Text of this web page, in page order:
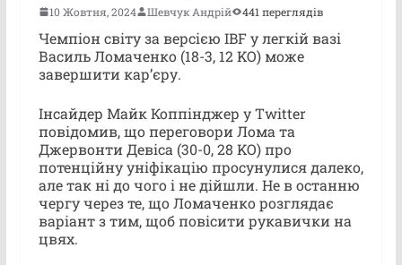
10 Жовтня, 2024 Шевчук Андрій 441 переглядів
Чемпіон світу за версією IBF у легкій вазі
Василь Ломаченко (18-3, 12 KO) може
завершити кар’єру.
Інсайдер Майк Коппінджер у Twitter
повідомив, що переговори Лома та
Джервонти Девіса (30-0, 28 KO) про
потенційну уніфікацію просунулися далеко,
але так ні до чого і не дійшли. Не в останню
чергу через те, що Ломаченко розглядає
варіант з тим, щоб повісити рукавички на
цвях.